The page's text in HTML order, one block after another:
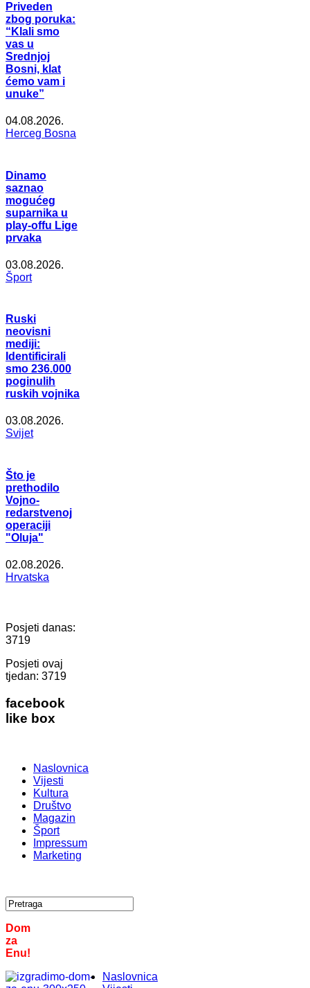
Priveden
zbog poruka:
“Klali smo
vas u
Srednjoj
Bosni, klat
ćemo vam i
unuke”
04.08.2026.
Herceg Bosna
Dinamo
saznao
mogućeg
suparnika u
play-offu Lige
prvaka
03.08.2026.
Šport
Ruski
neovisni
mediji:
Identificirali
smo 236.000
poginulih
ruskih vojnika
03.08.2026.
Svijet
Što je
prethodilo
Vojno-
redarstvenoj
operaciji
"Oluja"
02.08.2026.
Hrvatska
Posjeti danas:
3719
Posjeti ovaj
tjedan: 3719
facebook
like box
Naslovnica
Vijesti
Kultura
Društvo
Magazin
Šport
Impressum
Marketing
Dom
za
Enu!
Naslovnica